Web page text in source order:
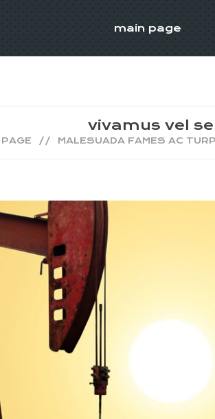
main page
vivamus vel
MALESUADA FAMES AC